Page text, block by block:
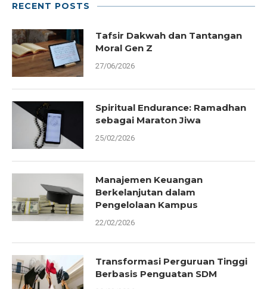
RECENT POSTS
Tafsir Dakwah dan Tantangan
Moral Gen Z
27/06/2026
Spiritual Endurance: Ramadhan
sebagai Maraton Jiwa
25/02/2026
Manajemen Keuangan
Berkelanjutan dalam
Pengelolaan Kampus
22/02/2026
Transformasi Perguruan Tinggi
Berbasis Penguatan SDM